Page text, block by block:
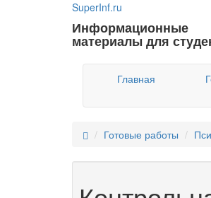
SuperInf.ru
Информационные
материалы для
Главная
Готовые работы